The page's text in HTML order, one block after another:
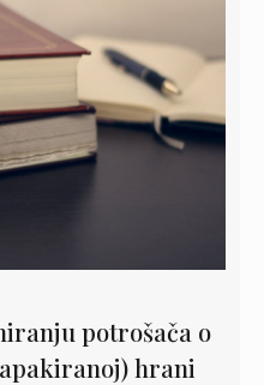
potrošača o
hrani